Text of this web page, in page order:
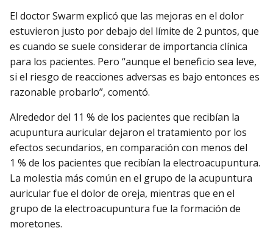
El doctor Swarm explicó que las mejoras en el dolor
estuvieron justo por debajo del límite de 2 puntos, que
es cuando se suele considerar de importancia clínica
para los pacientes. Pero “aunque el beneficio sea leve,
si el riesgo de reacciones adversas es bajo entonces es
razonable probarlo”, comentó.
Alrededor del 11 % de los pacientes que recibían la
acupuntura auricular dejaron el tratamiento por los
efectos secundarios, en comparación con menos del
1 % de los pacientes que recibían la electroacupuntura.
La molestia más común en el grupo de la acupuntura
auricular fue el dolor de oreja, mientras que en el
grupo de la electroacupuntura fue la formación de
moretones.